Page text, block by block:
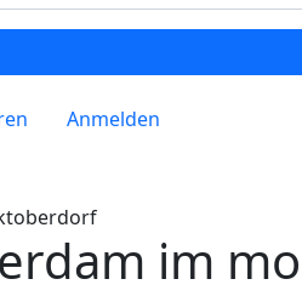
Anmelden
im